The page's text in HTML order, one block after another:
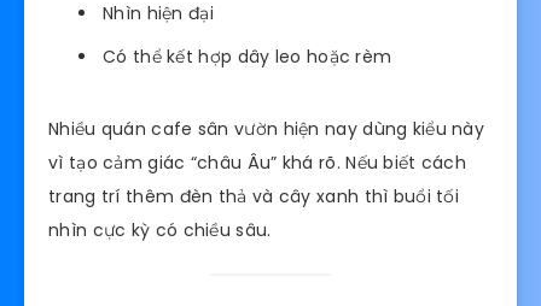
Nhìn hiện đại
Có thể kết hợp dây leo hoặc rèm
Nhiều quán cafe sân vườn hiện nay dùng kiểu này
vì tạo cảm giác “châu Âu” khá rõ. Nếu biết cách
trang trí thêm đèn thả và cây xanh thì buổi tối
nhìn cực kỳ có chiều sâu.